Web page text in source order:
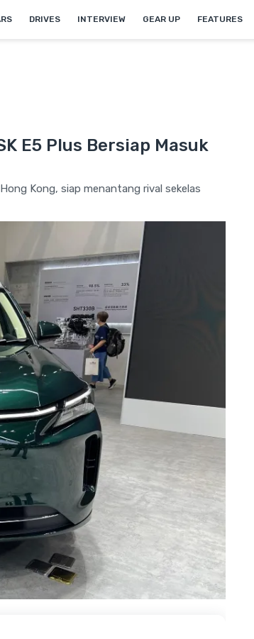
DRIVES INTERVIEW GEAR UP FEATURES
E5 Plus Bersiap Masuk
Kong, siap menantang rival sekelas